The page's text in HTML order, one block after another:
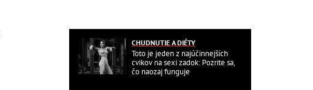
CHUDNUTIE A DIÉTY
Toto je jeden z najúčinnejších
cvikov na sexi zadok: Pozrite sa,
čo naozaj funguje